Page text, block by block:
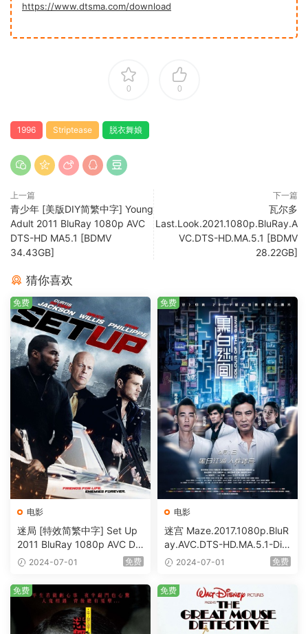
https://www.dtsma.com/download
0 0
1996 Striptease 脱衣舞娘
上一篇
青少年 [美版DIY简繁中字] Young
Adult 2011 BluRay 1080p AVC
DTS-HD MA5.1 [BDMV
34.43GB]
下一篇
瓦尔多
Last.Look.2021.1080p.BluRay.A
VC.DTS-HD.MA.5.1 [BDMV
28.22GB]
猜你喜欢
电影
迷局 [特效简繁中字] Set Up
2011 BluRay 1080p AVC DT
S-HD MA5.1-shhaclm@CHD
2024-07-01 免费
免费
电影
迷宫 Maze.2017.1080p.BluR
ay.AVC.DTS-HD.MA.5.1-DiY
@HDHome [BDISO 19.7GB]
2024-07-01 免费
免费
免费 免费